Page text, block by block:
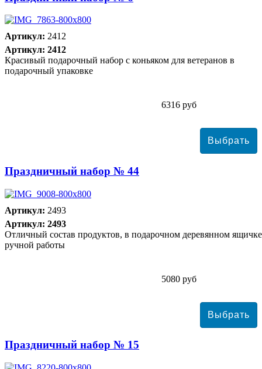
Артикул: 2412
Артикул: 2412
Красивый подарочный набор с коньяком для ветеранов в
подарочный упаковке
6316 руб
Праздничный набор № 44
Артикул: 2493
Артикул: 2493
Отличный состав продуктов, в подарочном деревянном ящичке
ручной работы
5080 руб
Праздничный набор № 15